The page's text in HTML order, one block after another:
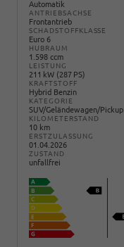
Automatik
ANTRIEBSACHSE
Frontantrieb
SCHADSTOFFKLASSE
Euro 6
HUBRAUM
1.598 ccm
LEISTUNG
211 kW (287 PS)
KRAFTSTOFF
Hybrid Benzin
KATEGORIE
SUV/Geländewagen/Pickup
KILOMETERSTAND
10 km
ERSTZULASSUNG
01.04.2026
ZUSTAND
unfallfrei